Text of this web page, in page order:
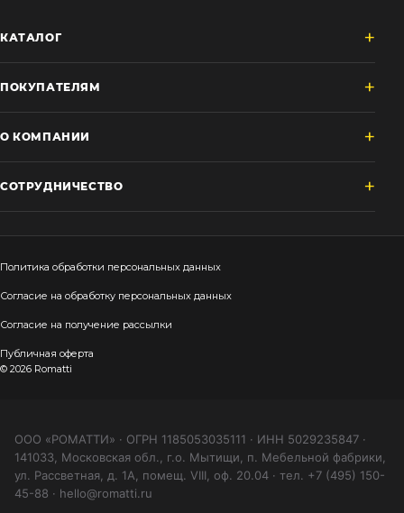
КАТАЛОГ
ПОКУПАТЕЛЯМ
О КОМПАНИИ
СОТРУДНИЧЕСТВО
Политика обработки персональных данных
Согласие на обработку персональных данных
Согласие на получение рассылки
Публичная оферта
© 2026 Romatti
ООО «РОМАТТИ» · ОГРН 1185053035111 · ИНН 5029235847 ·
141033, Московская обл., г.о. Мытищи, п. Мебельной фабрики,
ул. Рассветная, д. 1А, помещ. VIII, оф. 20.04 · тел. +7 (495) 150-
45-88 · hello@romatti.ru